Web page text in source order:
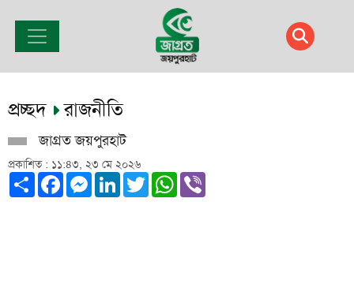
প্রচ্ছদ রাজনীতি
জাগ্রত জয়পুরহাট
প্রকাশিত : ১১:৪৩, ২৩ মে ২০২৬
ShareFacebook
Messenger
LinkedIn
TwitterWhatsApp